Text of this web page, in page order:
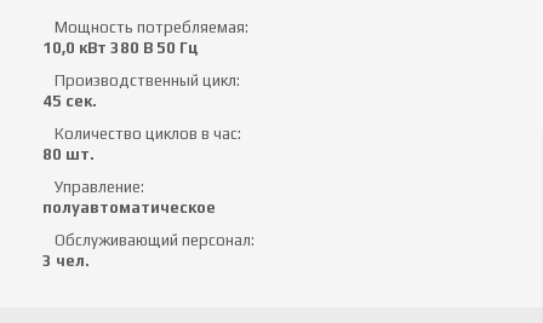
Мощность потребляемая:
10,0 кВт 380 В 50 Гц
Производственный цикл:
45 сек.
Количество циклов в час:
80 шт.
Управление:
полуавтоматическое
Обслуживающий персонал:
3 чел.